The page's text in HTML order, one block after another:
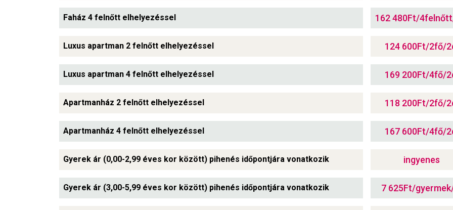
Faház 4 felnőtt elhelyezéssel 162 480Ft/
Luxus apartman 2 felnőtt elhelyezéssel 124 600Ft/2fő/
Luxus apartman 4 felnőtt elhelyezéssel 169 200Ft/4fő/
Apartmanház 2 felnőtt elhelyezéssel 118 200Ft/2fő/
Apartmanház 4 felnőtt elhelyezéssel 167 600Ft/4fő/
Gyerek ár (0,00-2,99 éves kor között) pihenés időpontjára vonatkozik ingyenes
Gyerek ár (3,00-5,99 éves kor között) pihenés időpontjára vonatkozik 7 625Ft/